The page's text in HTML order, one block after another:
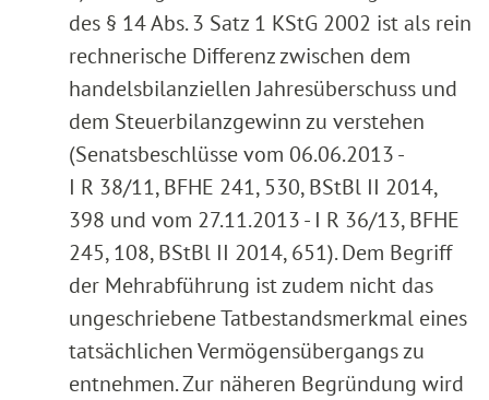
des § 14 Abs. 3 Satz 1 KStG 2002 ist als rein
rechnerische Differenz zwischen dem
handelsbilanziellen Jahresüberschuss und
dem Steuerbilanzgewinn zu verstehen
(Senatsbeschlüsse vom 06.06.2013 -
I R 38/11, BFHE 241, 530, BStBl II 2014,
398 und vom 27.11.2013 - I R 36/13, BFHE
245, 108, BStBl II 2014, 651). Dem Begriff
der Mehrabführung ist zudem nicht das
ungeschriebene Tatbestandsmerkmal eines
tatsächlichen Vermögensübergangs zu
entnehmen. Zur näheren Begründung wird